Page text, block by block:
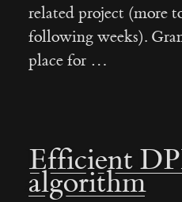
related project (more
following weeks).
place for …
Efficient
algorithm